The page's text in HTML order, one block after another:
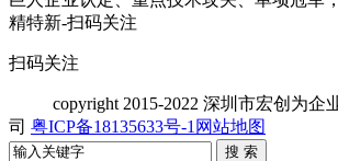
扫码关注
copyright 2015-2022 深圳市宏创为企
司 粤ICP备18135633号-1 网站地图